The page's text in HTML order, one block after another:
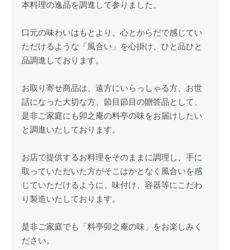
本料理の逸品を調進して参りました。
口元の味わいはもとより、心とからだで感じてい
ただけるような「風合い」を心掛け、ひと品ひと
品調進しております。
お取り寄せ商品は、遠方にいらっしゃる方、お世
話になった大切な方、節目節目の贈答品として、
是非ご家庭にも卯之庵の料亭の味をお届けしたい
と調進いたしております。
お店で提供するお料理をそのままに調理し、手に
取っていただいた方がそこはかとなく風合いを感
じていただけるように、味付け、容器等にこだわ
り製造いたしております。
是非ご家庭でも「料亭卯之庵の味」をお楽しみく
ださい。